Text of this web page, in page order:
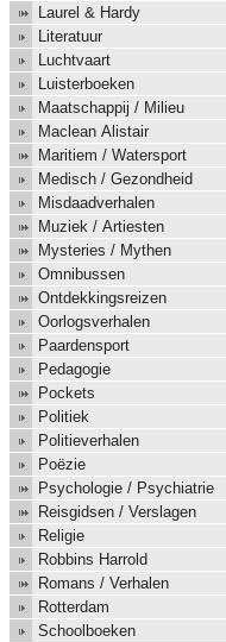
Laurel & Hardy
Literatuur
Luchtvaart
Luisterboeken
Maatschappij / Milieu
Maclean Alistair
Maritiem / Watersport
Medisch / Gezondheid
Misdaadverhalen
Muziek / Artiesten
Mysteries / Mythen
Omnibussen
Ontdekkingsreizen
Oorlogsverhalen
Paardensport
Pedagogie
Pockets
Politiek
Politieverhalen
Poëzie
Psychologie / Psychiatrie
Reisgidsen / Verslagen
Religie
Robbins Harrold
Romans / Verhalen
Rotterdam
Schoolboeken